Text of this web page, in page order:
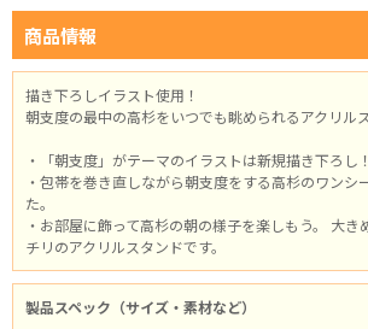
商品情報
描き下ろしイラスト使用！
朝支度の最中の高杉をいつでも眺められるアクリル
・「朝支度」がテーマのイラストは新規描き下ろし！
・包帯を巻き直しながら朝支度をする高杉のワンシ
た。
・お部屋に飾って高杉の朝の様子を楽しもう。 大き
チリのアクリルスタンドです。
製品スペック（サイズ・素材など）